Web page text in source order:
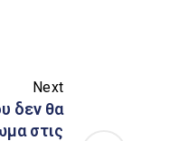
Next
δεν θα
στις